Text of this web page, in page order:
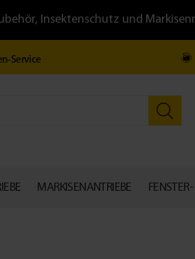
Insektenschutz und
Service
MARKISENANTRIEBE